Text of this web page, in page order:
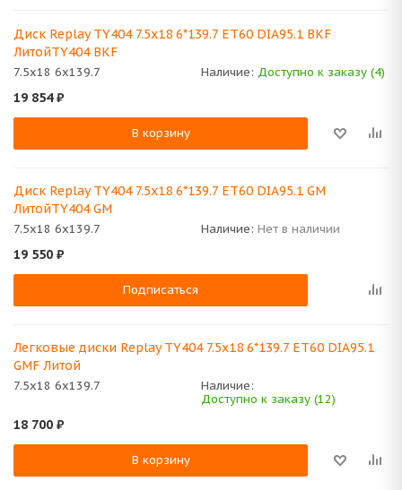
Диск Replay TY404 7.5x18 6*139.7 ET60 DIA95.1 BKF
ЛитойTY404 BKF
7.5x18 6x139.7 Наличие: Доступно к заказу (4)
19 854₽
В корзину
Диск Replay TY404 7.5x18 6*139.7 ET60 DIA95.1 GM
ЛитойTY404 GM
7.5x18 6x139.7 Наличие: Нет в наличии
19 550 ₽
Подписаться
Легковые диски Replay TY404 7.5x18 6*139.7 ET60 DIA95.1
GMF Литой
7.5x18 6x139.7
Наличие:
Доступно к заказу (12)
18 700 ₽
В корзину